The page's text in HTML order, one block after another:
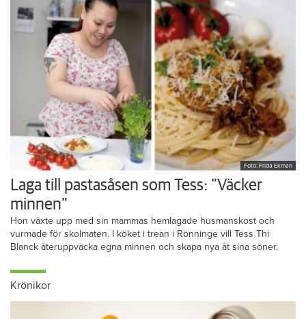
Foto: Frida Ekman
Laga till pastasåsen som Tess: ”Väcker
minnen”
Hon växte upp med sin mammas hemlagade husmanskost och
vurmade för skolmaten. I köket i trean i Rönninge vill Tess Thi
Blanck återuppväcka egna minnen och skapa nya åt sina söner.
Krönikor